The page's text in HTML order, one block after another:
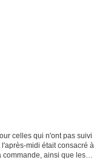
celles qui n'ont pas suivi
midi était consacré à
commande, ainsi que les